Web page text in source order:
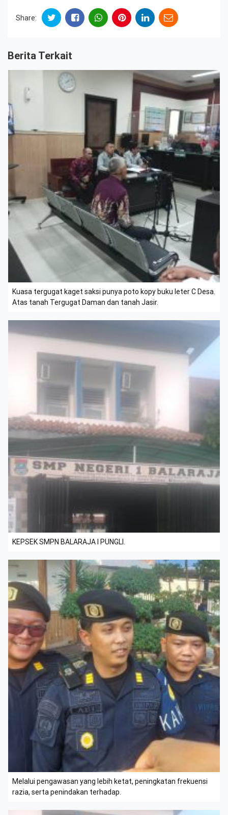
Share:
Berita Terkait
Kuasa tergugat kaget saksi punya poto kopy buku leter C Desa.
Atas tanah Tergugat Daman dan tanah Jasir.
KEPSEK SMPN BALARAJA I PUNGLI.
Melalui pengawasan yang lebih ketat, peningkatan frekuensi
razia, serta penindakan terhadap.